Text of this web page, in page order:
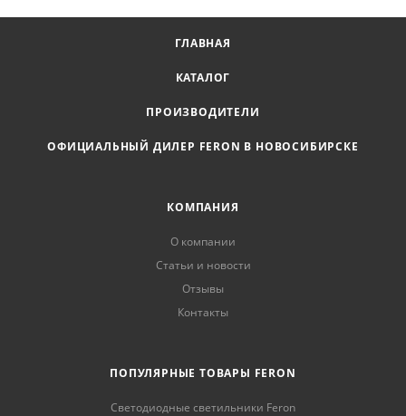
ГЛАВНАЯ
КАТАЛОГ
ПРОИЗВОДИТЕЛИ
ОФИЦИАЛЬНЫЙ ДИЛЕР FERON В НОВОСИБИРСКЕ
КОМПАНИЯ
О компании
Статьи и новости
Отзывы
Контакты
ПОПУЛЯРНЫЕ ТОВАРЫ FERON
Светодиодные светильники Feron